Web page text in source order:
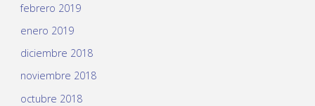
febrero 2019
enero 2019
diciembre 2018
noviembre 2018
octubre 2018